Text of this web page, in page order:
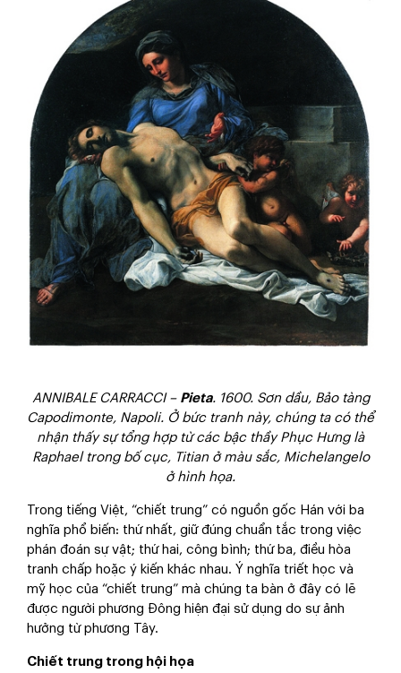
ANNIBALE CARRACCI – Pieta. 1600. Sơn dầu, Bảo tàng
Capodimonte, Napoli. Ở bức tranh này, chúng ta có thể
nhận thấy sự tổng hợp từ các bậc thầy Phục Hưng là
Raphael trong bố cục, Titian ở màu sắc, Michelangelo
ở hình họa.
Trong tiếng Việt, “chiết trung” có nguồn gốc Hán với ba
nghĩa phổ biến: thứ nhất, giữ đúng chuẩn tắc trong việc
phán đoán sự vật; thứ hai, công bình; thứ ba, điều hòa
tranh chấp hoặc ý kiến khác nhau. Ý nghĩa triết học và
mỹ học của “chiết trung” mà chúng ta bàn ở đây có lẽ
được người phương Đông hiện đại sử dụng do sự ảnh
hưởng từ phương Tây.
Chiết trung trong hội họa